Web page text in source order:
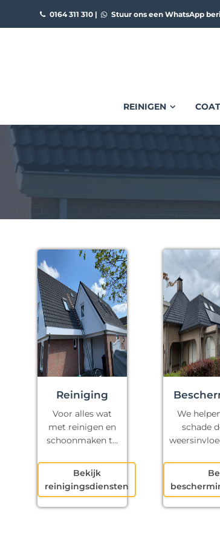
0164 311 310| Stuur ons een WhatsApp
REINIGEN
Reiniging
Voor alles wat
met reinigen en
schoonmaken te
Bekijk
reinigingsdiensten
We
schade